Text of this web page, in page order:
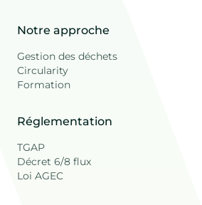
Notre approche
Gestion des déchets
Circularity
Formation
Réglementation
TGAP
Décret 6/8 flux
Loi AGEC